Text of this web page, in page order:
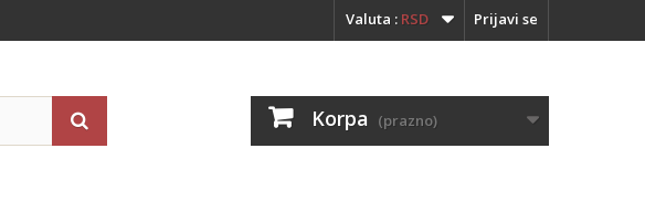
Prijavi se
Valuta : RSD
Korpa (prazno)